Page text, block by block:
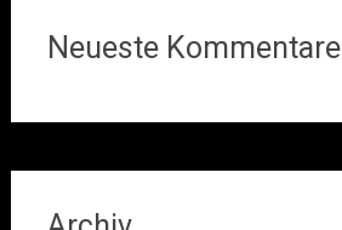
Neueste Kommentare